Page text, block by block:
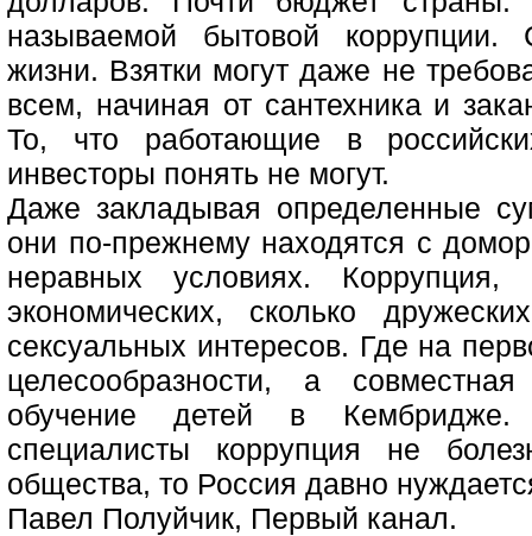
называемой бытовой коррупции.
жизни. Взятки могут даже не
всем, начиная от сантехника и
То, что работающие в
инвесторы понять не могут.
Даже закладывая определенные
они по-прежнему находятся с
неравных условиях.
экономических, сколько
сексуальных интересов. Где на
целесообразности, а
обучение детей в
специалисты коррупция не
общества, то Россия давно
Павел Полуйчик, Первый канал.